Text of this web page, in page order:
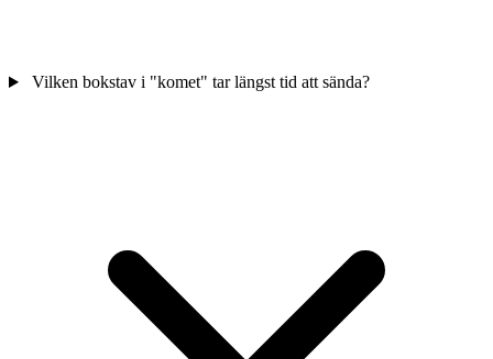
Vilken bokstav i "komet" tar längst tid att sända?